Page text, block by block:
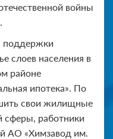
войны
поддержки
слоев населения в
районе
ипотека». По
свои жилищные
сферы, работники
АО «Химзавод им.